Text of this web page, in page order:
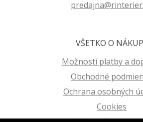
VŠETKO O
Možnosti platby a
Obchodné
Ochrana osobných
Cookies